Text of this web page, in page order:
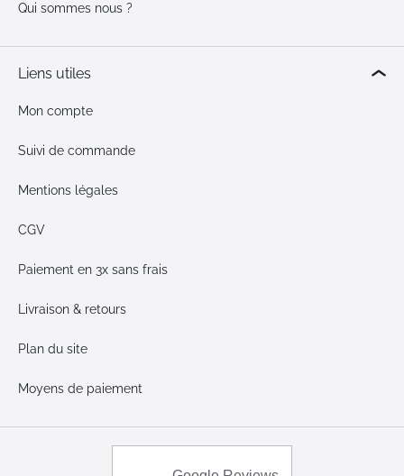
Qui sommes nous ?
Liens utiles
Mon compte
Suivi de commande
Mentions légales
CGV
Paiement en 3x sans frais
Livraison & retours
Plan du site
Moyens de paiement